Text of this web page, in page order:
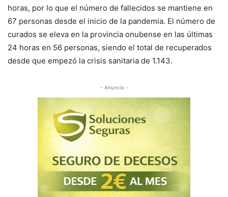
horas, por lo que el número de fallecidos se mantiene en
67 personas desde el inicio de la pandemia. El número de
curados se eleva en la provincia onubense en las últimas
24 horas en 56 personas, siendo el total de recuperados
desde que empezó la crisis sanitaria de 1.143.
- Anuncio -